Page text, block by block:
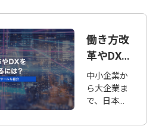
働き方改
革やDX
を実現さ
せるに
は？事例
中小企業か
ら大企業ま
で、日本の
対応が迫ら